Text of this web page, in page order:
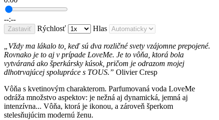
--:--
Zastaviť Rýchlosť Hlas
„Vždy ma lákalo to, keď sú dva rozličné svety vzájomne prepojené.
Rovnako je to aj v prípade LoveMe. Je to vôňa, ktorá bola
vytváraná ako šperkársky kúsok, pričom je odrazom mojej
dlhotrvajúcej spolupráce s TOUS.” Olivier Cresp
Vôňa s kvetinovým charakterom. Parfumovaná voda LoveMe
odráža množstvo aspektov: je nežná aj dynamická, jemná aj
intenzívna... Vôňa, ktorá je ikonou, a zároveň šperkom
stelesňujúcim modernú ženu.